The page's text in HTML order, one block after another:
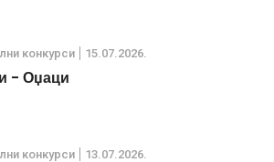
конкурси 15.07.2026.
- Оџаци
конкурси 13.07.2026.